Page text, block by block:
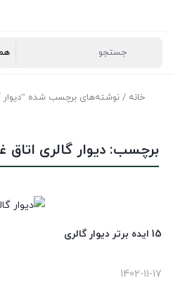
خانه / نوشته‌های برچسب شده “دیوار
برچسب: دیوار گالری اتاق
15 ایده برتر دیوار گالری
1402-11-17